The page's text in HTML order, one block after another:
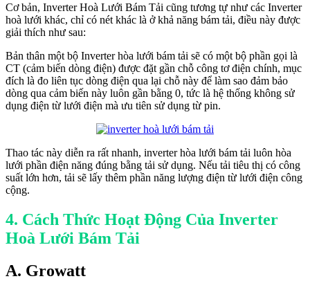
Cơ bản, Inverter Hoà Lưới Bám Tải cũng tương tự như các Inverter
hoà lưới khác, chỉ có nét khác là ở khả năng bám tải, điều này được
giải thích như sau:
Bản thân một bộ Inverter hòa lưới bám tải sẽ có một bộ phần gọi là
CT (cảm biến dòng điện) được đặt gần chỗ công tơ điện chính, mục
đích là đo liên tục dòng điện qua lại chỗ này để làm sao đảm bảo
dòng qua cảm biến này luôn gần bằng 0, tức là hệ thống không sử
dụng điện từ lưới điện mà ưu tiên sử dụng từ pin.
Thao tác này diễn ra rất nhanh, inverter hòa lưới bám tải luôn hòa
lưới phần điện năng đúng bằng tải sử dụng. Nếu tải tiêu thị có công
suất lớn hơn, tải sẽ lấy thêm phần năng lượng điện từ lưới điện công
cộng.
4. Cách Thức Hoạt Động Của Inverter
Hoà Lưới Bám Tải
A. Growatt